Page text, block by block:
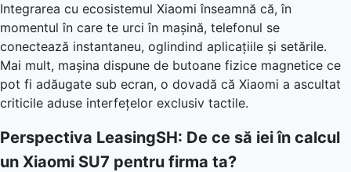
Integrarea cu ecosistemul Xiaomi înseamnă că, în
momentul în care te urci în mașină, telefonul se
conectează instantaneu, oglindind aplicațiile și setările.
Mai mult, mașina dispune de butoane fizice magnetice ce
pot fi adăugate sub ecran, o dovadă că Xiaomi a ascultat
criticile aduse interfețelor exclusiv tactile.
Perspectiva LeasingSH: De ce să iei în calcul
un Xiaomi SU7 pentru firma ta?